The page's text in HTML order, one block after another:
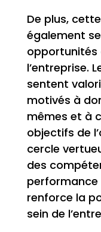
De plus,
également
opportunités
l’entreprise.
sentent
motivés à
mêmes et à
objectifs de
cercle
des
performance
renforce la
sein de